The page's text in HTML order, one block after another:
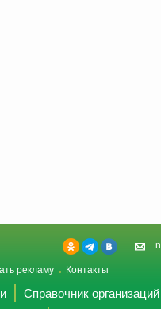
рекламу Контакты
Справочник организаций